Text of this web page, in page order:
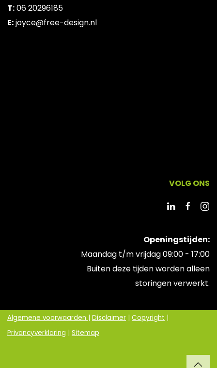
T:06 20296185
E:joyce@free-design.nl
VOLG ONS
Openingstijden:
Maandag t/m vrijdag 09:00 - 17:00
Buiten deze tijden worden alleen
storingen verwerkt.
Algemene voorwaarden | Disclaimer | Copyright |
Privancyverklaring | Sitemap